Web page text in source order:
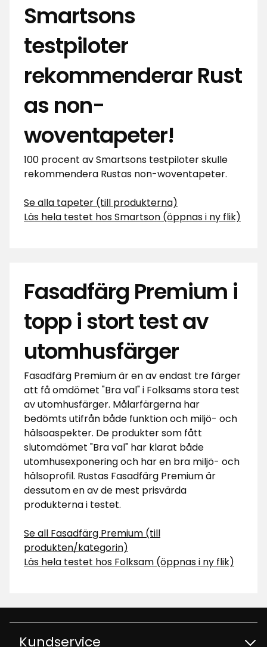
Smartsons
testpiloter
rekommenderar Rust
as non-
woventapeter!
100 procent av Smartsons testpiloter skulle
rekommendera Rustas non-woventapeter.
Se alla tapeter (till produkterna)
Läs hela testet hos Smartson (öppnas i ny flik)
Fasadfärg Premium i
topp i stort test av
utomhusfärger
Fasadfärg Premium är en av endast tre färger
att få omdömet "Bra val" i Folksams stora test
av utomhusfärger. Målarfärgerna har
bedömts utifrån både funktion och miljö- och
hälsoaspekter. De produkter som fått
slutomdömet "Bra val" har klarat både
utomhusexponering och har en bra miljö- och
hälsoprofil. Rustas Fasadfärg Premium är
dessutom en av de mest prisvärda
produkterna i testet.
Se all Fasadfärg Premium (till
produkten/kategorin)
Läs hela testet hos Folksam (öppnas i ny flik)
Kundservice